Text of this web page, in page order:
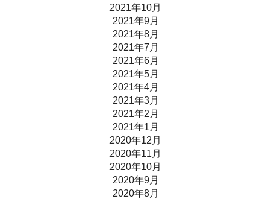
2021年10月
2021年9月
2021年8月
2021年7月
2021年6月
2021年5月
2021年4月
2021年3月
2021年2月
2021年1月
2020年12月
2020年11月
2020年10月
2020年9月
2020年8月